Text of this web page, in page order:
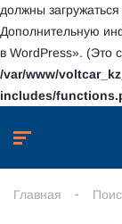
должны
Дополнительную
в WordPress». (Это
/var/www/
includes/
Главная